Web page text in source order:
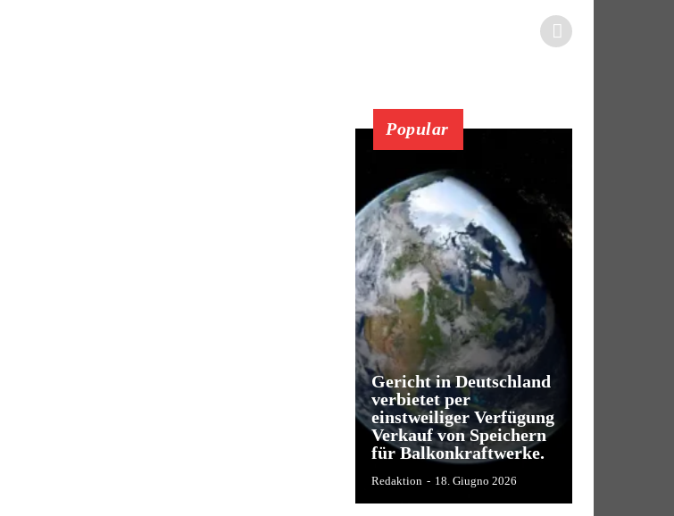
Popular
Gericht in Deutschland
verbietet per
einstweiliger Verfügung
Verkauf von Speichern
für Balkonkraftwerke.
Redaktion - 18. Giugno 2026